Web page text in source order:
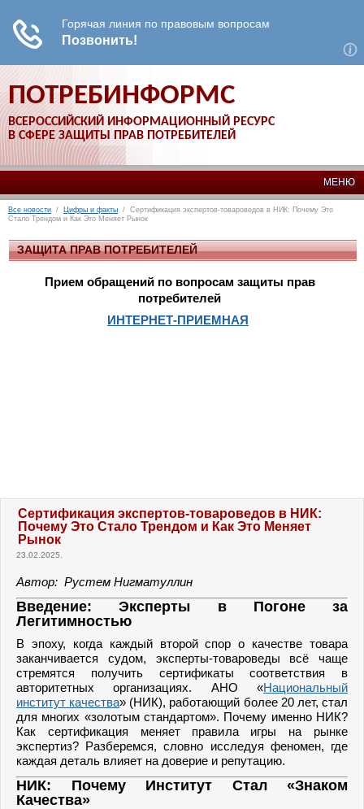
ПОТРЕБИНФОРМС
ВСЕРОССИЙСКИЙ ИНФОРМАЦИОННЫЙ РЕСУРС
В СФЕРЕ ЗАЩИТЫ ПРАВ ПОТРЕБИТЕЛЕЙ
МЕНЮ
Все новости / Цифры и факты / Сертификация экспертов-товароведов в НИК: Почему Это
Стало Трендом и Как Это Меняет Рынок
ЗАЩИТА ПРАВ ПОТРЕБИТЕЛЕЙ
Прием обращений по вопросам защиты прав
потребителей
ИНТЕРНЕТ-ПРИЕМНАЯ
Сертификация экспертов-товароведов в НИК:
Почему Это Стало Трендом и Как Это Меняет
Рынок
23.02.2025.
Автор: Рустем Нигматуллин
Введение: Эксперты в Погоне за
Легитимностью
В эпоху, когда каждый второй спор о качестве товара
заканчивается судом, эксперты-товароведы всё чаще
стремятся получить сертификаты соответствия в
авторитетных организациях. АНО «Национальный
институт качества» (НИК), работающий более 20 лет, стал
для многих «золотым стандартом». Почему именно НИК?
Как сертификация меняет правила игры на рынке
экспертиз? Разберемся, словно исследуя феномен, где
каждая деталь влияет на доверие и репутацию.
НИК: Почему Институт Стал «Знаком
Качества»